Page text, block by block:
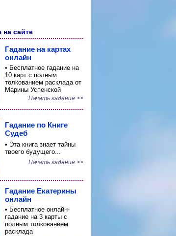
на сайте
Гадание на картах
онлайн
• Бесплатное гадание на
10 карт с полным
толкованием расклада от
Марины Успенской
Начать гадание >>
Гадание по Книге
Судеб
• Эта книга знает тайны
твоего будущего...
Начать гадание >>
Гадание Екатерины
онлайн
• Бесплатное онлайн-
гадание на 3 карты с
полным толкованием
расклада